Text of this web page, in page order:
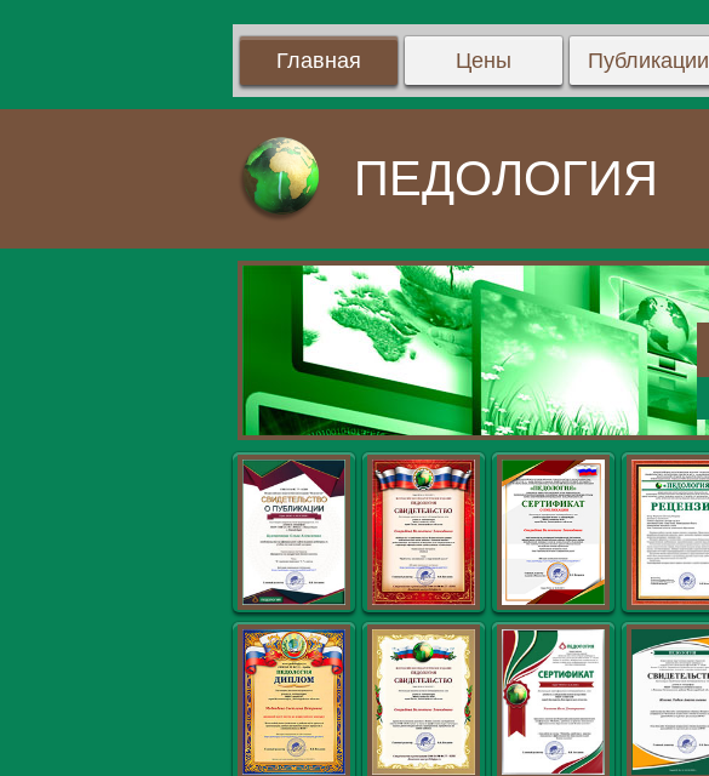
Главная Цены Публикации
ПЕДОЛОГИЯ